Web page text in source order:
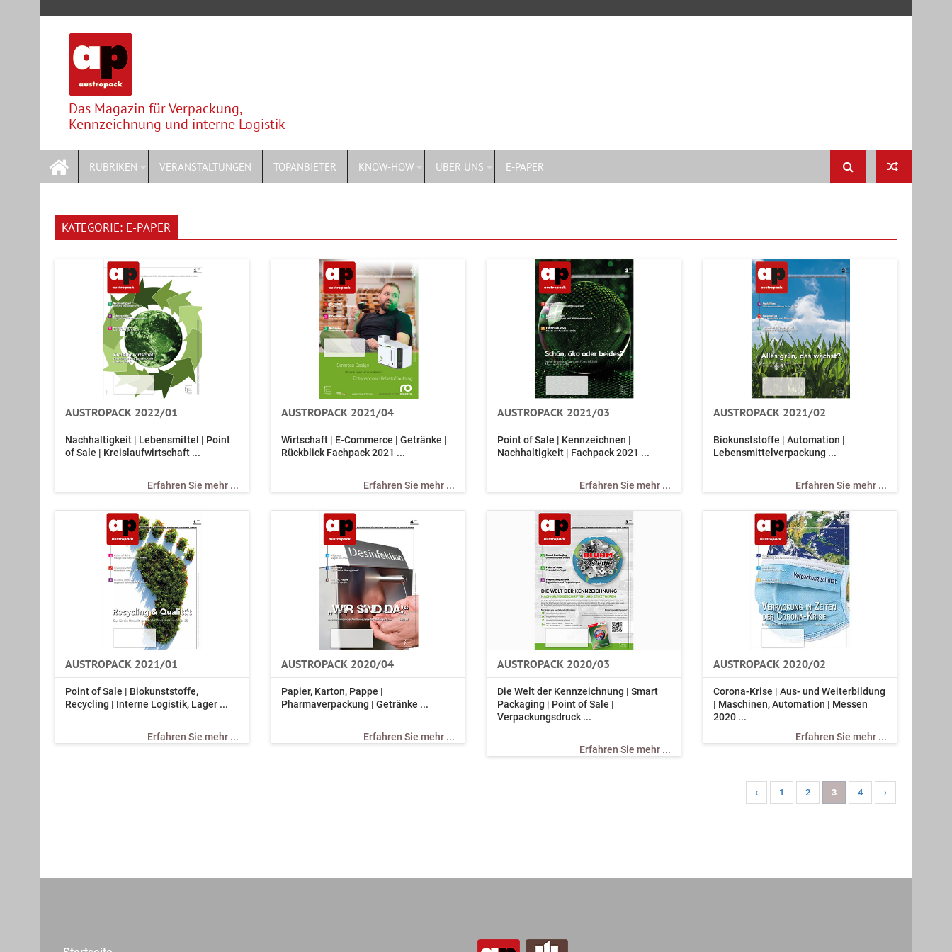
content
Das Magazin für Verpackung,
Kennzeichnung und interne Logistik
RUBRIKEN VERANSTALTUNGEN TOPANBIETER KNOW-HOW ÜBER UNS E-PAPER
KATEGORIE: E-PAPER
AUSTROPACK 2022/01
Nachhaltigkeit | Lebensmittel | Point
of Sale | Kreislaufwirtschaft ...
Erfahren Sie mehr ...
AUSTROPACK 2021/04
Wirtschaft | E-Commerce | Getränke |
Rückblick Fachpack 2021 ...
Erfahren Sie mehr ...
AUSTROPACK 2021/03
Point of Sale | Kennzeichnen |
Nachhaltigkeit | Fachpack 2021 ...
Erfahren Sie mehr ...
AUSTROPACK 2021/02
Biokunststoffe | Automation |
Lebensmittelverpackung ...
Erfahren Sie mehr ...
AUSTROPACK 2021/01
Point of Sale | Biokunststoffe,
Recycling | Interne Logistik, Lager ...
Erfahren Sie mehr ...
AUSTROPACK 2020/04
Papier, Karton, Pappe |
Pharmaverpackung | Getränke ...
Erfahren Sie mehr ...
AUSTROPACK 2020/03
Die Welt der Kennzeichnung | Smart
Packaging | Point of Sale |
Verpackungsdruck ...
Erfahren Sie mehr ...
AUSTROPACK 2020/02
Corona-Krise | Aus- und Weiterbildung
| Maschinen, Automation | Messen
2020 ...
Erfahren Sie mehr ...
‹ 1 2 3 4 ›